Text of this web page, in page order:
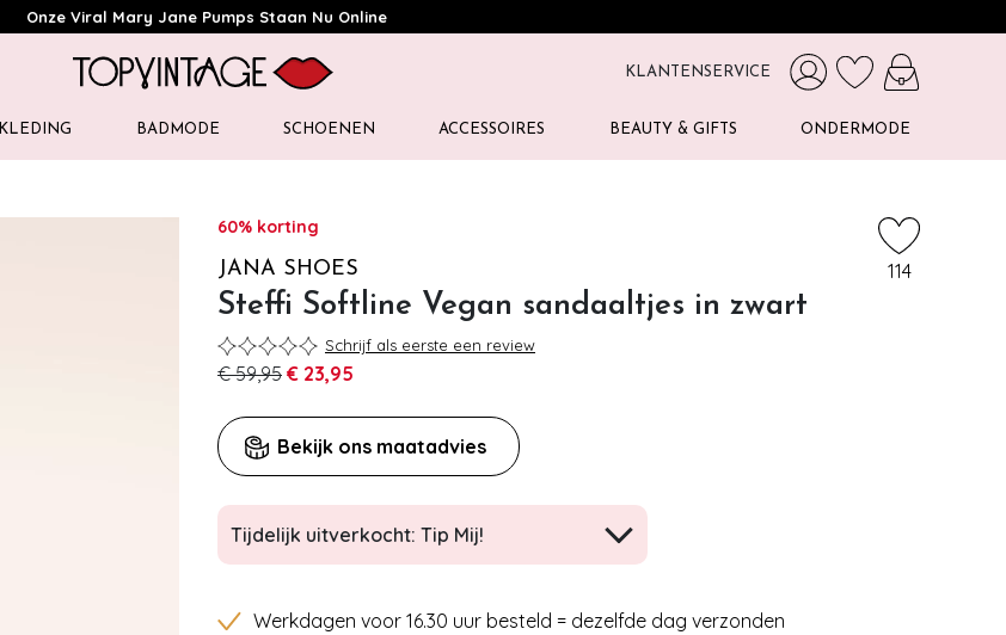
Onze Viral Mary Jane Pumps Staan Nu Online
KLANTENSERVICE
KLEDING BADMODE SCHOENEN ACCESSOIRES BEAUTY & GIFTS ONDERMODE
60% korting
JANA SHOES
Steffi Softline Vegan sandaaltjes in zwart
114
Schrijf als eerste een review
€ 59,95 € 23,95
Bekijk ons maatadvies
Tijdelijk uitverkocht: Tip Mij!
Werkdagen voor 16.30 uur besteld = dezelfde dag verzonden